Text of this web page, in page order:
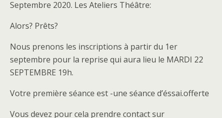
Septembre 2020. Les Ateliers Théâtre:
Alors? Prêts?
Nous prenons les inscriptions à partir du 1er
septembre pour la reprise qui aura lieu le MARDI 22
SEPTEMBRE 19h.
Votre première séance est -une séance d’éssai.offerte
Vous devez pour cela prendre contact sur